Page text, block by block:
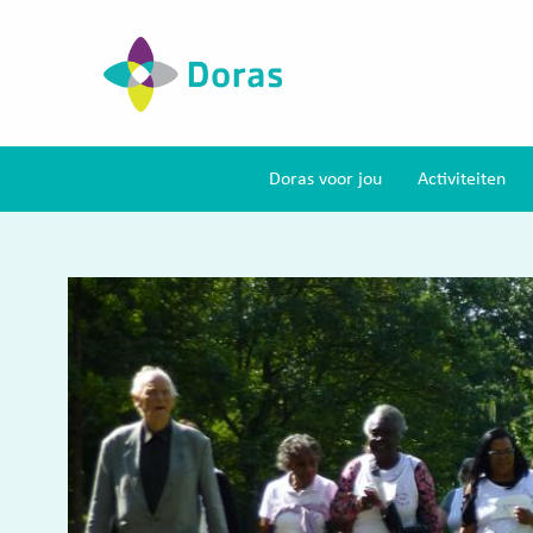
Doras voor jou Activiteiten